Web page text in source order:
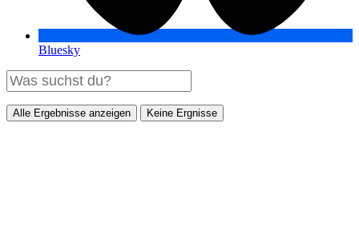
Bluesky
Alle Ergebnisse anzeigen Keine Ergnisse